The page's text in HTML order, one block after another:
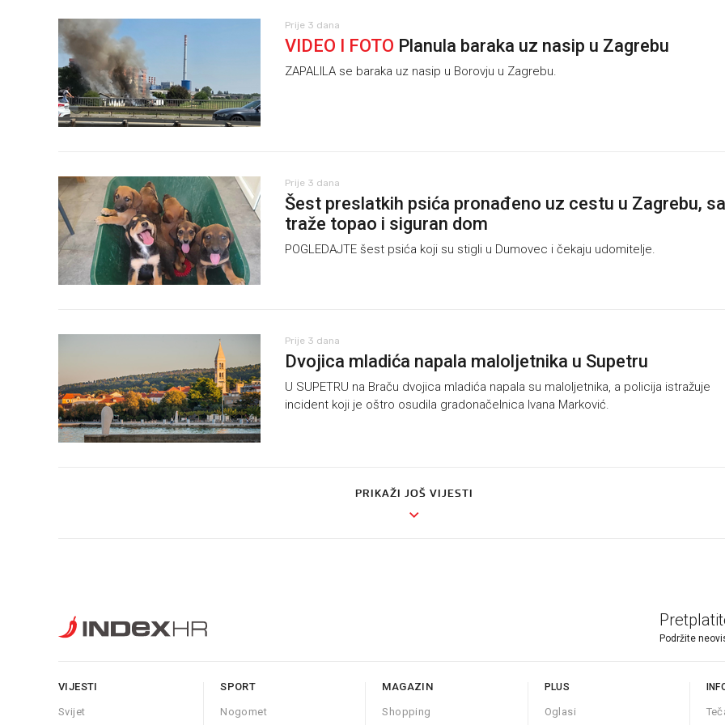
Prije 3 dana
VIDEO I FOTO Planula baraka uz nasip u Zagrebu
ZAPALILA se baraka uz nasip u Borovju u Zagrebu.
Prije 3 dana
Šest preslatkih psića pronađeno uz cestu u Zagrebu,
traže topao i siguran dom
POGLEDAJTE šest psića koji su stigli u Dumovec i čekaju udomitelje.
Prije 3 dana
Dvojica mladića napala maloljetnika u Supetru
U SUPETRU na Braču dvojica mladića napala su maloljetnika, a policija istražuje
incident koji je oštro osudila gradonačelnica Ivana Marković.
PRIKAŽI JOŠ VIJESTI
Podržite
VIJESTI
Svijet
SPORT
Nogomet
MAGAZIN
Shopping
PLUS
Oglasi